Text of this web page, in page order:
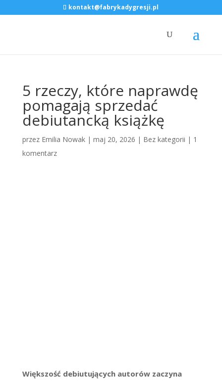
kontakt@fabrykadygresji.pl
5 rzeczy, które naprawdę
pomagają sprzedać
debiutancką książkę
przez Emilia Nowak| maj 20, 2026 | Bez kategorii | 1
komentarz
Większość debiutujących autorów zaczyna